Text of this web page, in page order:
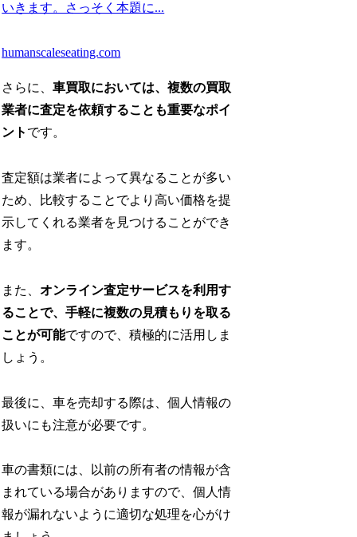
いきます。さっそく本題に...
humanscaleseating.com
さらに、車買取においては、複数の買取
業者に査定を依頼することも重要なポイ
ント です。
査定額は業者によって異なることが多い
ため、比較することでより高い価格を提
示してくれる業者を見つけることができ
ます。
また、オンライン査定サービスを利用す
ることで、手軽に複数の見積もりを取る
ことが可能ですので、積極的に活用しま
しょう。
最後に、車を売却する際は、個人情報の
扱いにも注意が必要です。
車の書類には、以前の所有者の情報が含
まれている場合がありますので、個人情
報が漏れないように適切な処理を心がけ